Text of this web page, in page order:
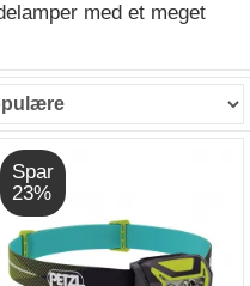
med et meget
Spar
23%